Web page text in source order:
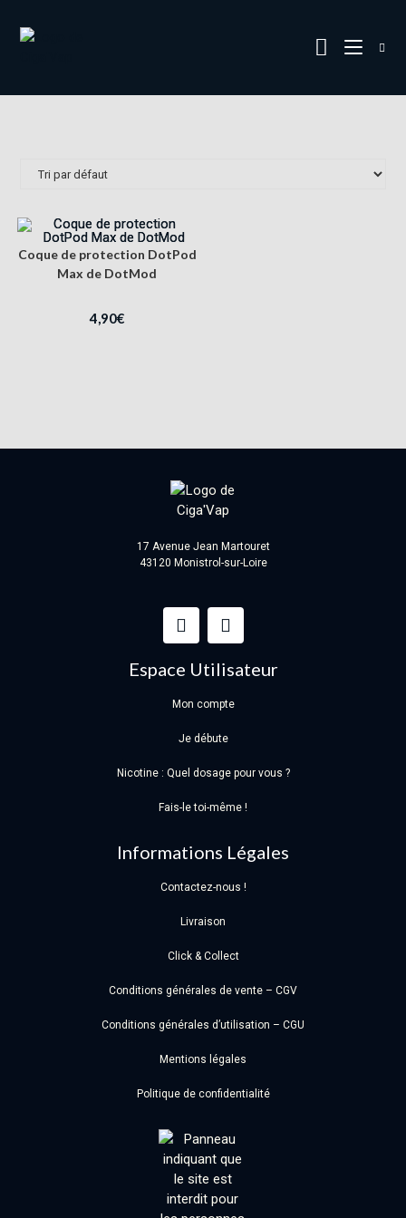
Coque de protection DotPod
Max de DotMod
4,90€
17 Avenue Jean Martouret
43120 Monistrol-sur-Loire
Espace Utilisateur
Mon compte
Je débute
Nicotine : Quel dosage pour vous ?
Fais-le toi-même !
Informations Légales
Contactez-nous !
Livraison
Click & Collect
Conditions générales de vente – CGV
Conditions générales d’utilisation – CGU
Mentions légales
Politique de confidentialité